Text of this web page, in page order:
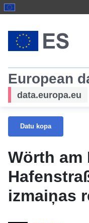
European
data.europa.eu
Datu kopa
Wörth am
izmaiņas